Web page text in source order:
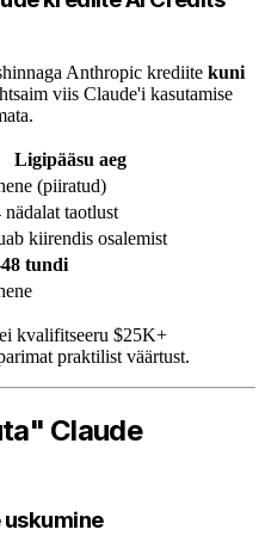
Anthropic krediite kuni
viis Claude'i kasutamise
Ligipääsu aeg
(piiratud)
nädalat taotlust
kiirendis osalemist
tundi
kvalifitseeru $25K+
praktilist väärtust.
Claude